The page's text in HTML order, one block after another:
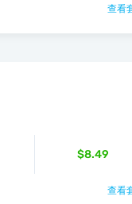
查看
$8.49
查看